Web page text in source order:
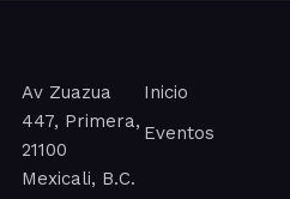
Av Zuazua
447, Primera,
21100
Mexicali, B.C.
Inicio
Eventos